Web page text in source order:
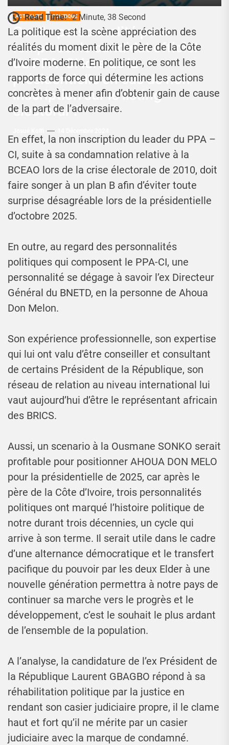
ACTUALITÉ POLITIQUE
Quelle personnalité pour
remplacer le candidat officiel
du PPA–CI lors de la
présidentielle en cas de non
inscription sur le listing
électoral ?
Read Time: 2 Minute, 38 Second
La politique est la scène appréciation des
réalités du moment dixit le père de la Côte
d’Ivoire moderne. En politique, ce sont les
rapports de force qui détermine les actions
concrètes à mener afin d’obtenir gain de cause
de la part de l’adversaire.
En effet, la non inscription du leader du PPA –
CI, suite à sa condamnation relative à la
BCEAO lors de la crise électorale de 2010, doit
faire songer à un plan B afin d’éviter toute
surprise désagréable lors de la présidentielle
d’octobre 2025.
En outre, au regard des personnalités
politiques qui composent le PPA-CI, une
personnalité se dégage à savoir l’ex Directeur
Général du BNETD, en la personne de Ahoua
Don Melon.
Son expérience professionnelle, son expertise
qui lui ont valu d’être conseiller et consultant
de certains Président de la République, son
réseau de relation au niveau international lui
vaut aujourd’hui d’être le représentant africain
des BRICS.
Aussi, un scenario à la Ousmane SONKO serait
profitable pour positionner AHOUA DON MELO
pour la présidentielle de 2025, car après le
père de la Côte d’Ivoire, trois personnalités
politiques ont marqué l’histoire politique de
notre durant trois décennies, un cycle qui
arrive à son terme. Il serait utile dans le cadre
d’une alternance démocratique et le transfert
pacifique du pouvoir par les deux Elder à une
nouvelle génération permettra à notre pays de
continuer sa marche vers le progrès et le
développement, c’est le souhait le plus ardant
de l’ensemble de la population.
A l’analyse, la candidature de l’ex Président de
la République Laurent GBAGBO répond à sa
réhabilitation politique par la justice en
rendant son casier judiciaire propre, il le clame
haut et fort qu’il ne mérite par un casier
judiciaire avec la marque de condamné.